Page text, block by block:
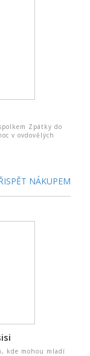
Zpátky do
v ovdovělých
NÁKUPEM
kde mohou mladí